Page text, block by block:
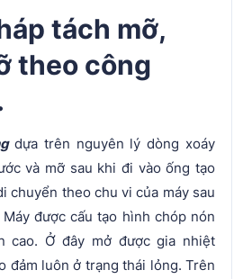
tách mỡ,
theo công
dựa trên nguyên lý dòng xoáy
và mỡ sau khi đi vào ống tạo
chuyển theo chu vi của máy sau
được cấu tạo hình chóp nón
cao. Ở đây mở được gia nhiệt
đảm luôn ở trạng thái lỏng. Trên